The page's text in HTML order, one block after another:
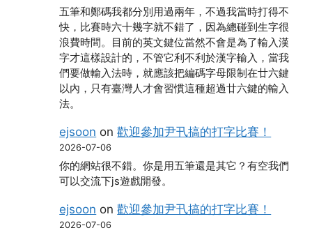
五筆和鄭碼我都分別用過兩年，不過我當時打得不
快，比賽時六十幾字就不錯了，因為總碰到生字很
浪費時間。目前的英文鍵位當然不會是為了輸入漢
字才這樣設計的，不管它利不利於漢字輸入，當我
們要做輸入法時，就應該把編碼字母限制在廿六鍵
以內，只有臺灣人才會習慣這種超過廿六鍵的輸入
法。
ejsoon on歡迎參加尹卂搞的打字比賽！
2026-07-06
你的網站很不錯。你是用五筆還是其它？有空我們
可以交流下js遊戲開發。
ejsoon on歡迎參加尹卂搞的打字比賽！
2026-07-06